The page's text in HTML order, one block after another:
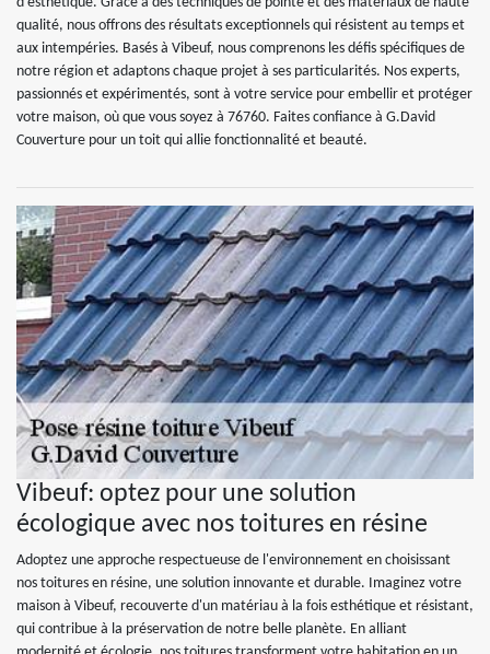
qualité, nous offrons des résultats exceptionnels qui résistent au temps et
aux intempéries. Basés à Vibeuf, nous comprenons les défis spécifiques de
notre région et adaptons chaque projet à ses particularités. Nos experts,
passionnés et expérimentés, sont à votre service pour embellir et protéger
votre maison, où que vous soyez à 76760. Faites confiance à G.David
Couverture pour un toit qui allie fonctionnalité et beauté.
Vibeuf: optez pour une solution
écologique avec nos toitures en résine
Adoptez une approche respectueuse de l'environnement en choisissant
nos toitures en résine, une solution innovante et durable. Imaginez votre
maison à Vibeuf, recouverte d'un matériau à la fois esthétique et résistant,
qui contribue à la préservation de notre belle planète. En alliant